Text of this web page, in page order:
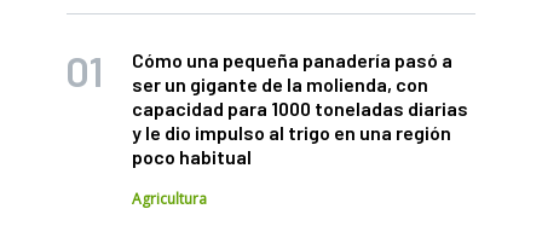
Cómo una pequeña panadería pasó a
ser un gigante de la molienda, con
capacidad para 1000 toneladas diarias
y le dio impulso al trigo en una región
poco habitual
Agricultura